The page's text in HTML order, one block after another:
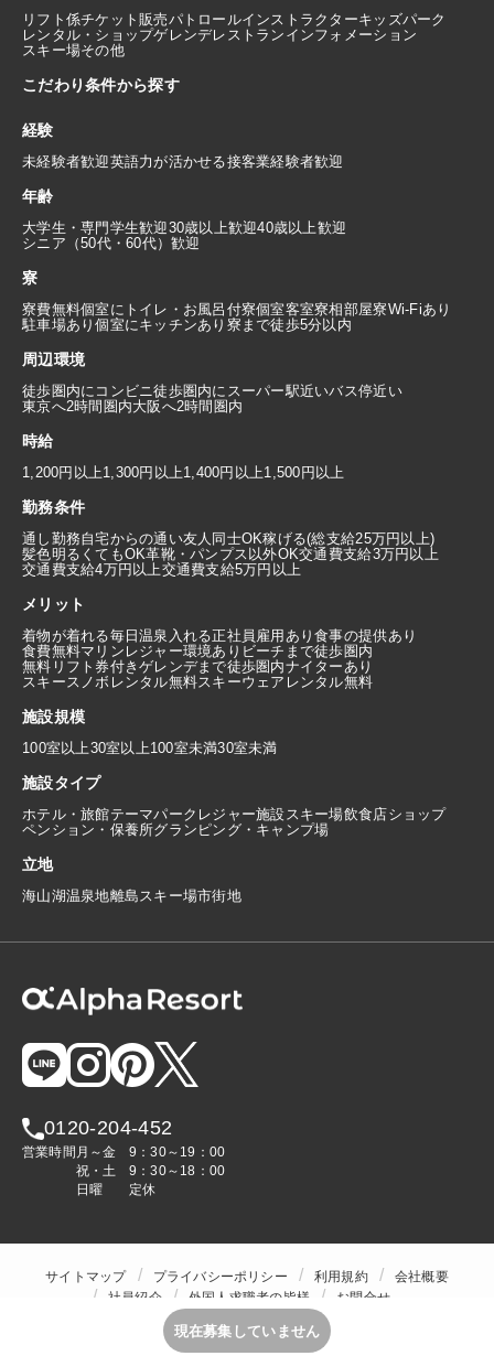
リフト係チケット販売パトロールインストラクターキッズパーク
レンタル・ショップゲレンデレストラン インフォメーション
スキー場その他
こだわり条件から探す
経験
未経験者歓迎英語力が活かせる接客業経験者歓迎
年齢
大学生・専門学生歓迎30歳以上歓迎40歳以上歓迎
シニア（50代・60代）歓迎
寮
寮費無料個室にトイレ・お風呂付寮個室客室寮相部屋寮Wi-Fiあり
駐車場あり個室にキッチンあり 寮まで徒歩5分以内
周辺環境
徒歩圏内にコンビニ徒歩圏内にスーパー駅近いバス停近い
東京へ2時間圏内大阪へ2時間圏内
時給
1,200円以上1,300円以上1,400円以上1,500円以上
勤務条件
通し勤務自宅からの通い友人同士OK稼げる(総支給25万円以上)
髪色明るくてもOK革靴・パンプス以外OK交通費支給3万円以上
交通費支給4万円以上交通費支給5万円以上
メリット
着物が着れる毎日温泉入れる正社員雇用あり食事の提供あり
食費無料マリンレジャー環境あり ビーチまで徒歩圏内
無料リフト券付きゲレンデまで徒歩圏内ナイターあり
スキースノボレンタル無料スキーウェアレンタル無料
施設規模
100室以上30室以上100室未満30室未満
施設タイプ
ホテル・旅館テーマパーク レジャー施設 スキー場飲食店ショップ
ペンション・保養所グランピング・キャンプ場
立地
海山湖温泉地離島 スキー場市街地
0120-204-452
営業時間 月～金
9：30～19：00
祝・土
9：30～18：00
日曜
定休
サイトマップ プライバシーポリシー 利用規約
会社概要
社員紹介
外国人求職者の皆様
お問合せ
現在募集していません